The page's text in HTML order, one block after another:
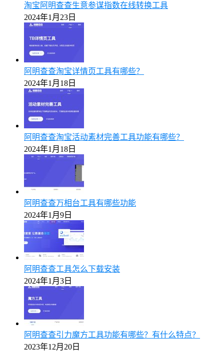
淘宝阿明查查生意参谋指数在线转换工具
2024年1月23日
阿明查查淘宝详情页工具有哪些？
2024年1月18日
阿明查查淘宝活动素材完善工具功能有哪些？
2024年1月18日
阿明查查万相台工具有哪些功能
2024年1月9日
阿明查查工具怎么下载安装
2024年1月3日
阿明查查引力魔方工具功能有哪些？有什么特点？
2023年12月20日